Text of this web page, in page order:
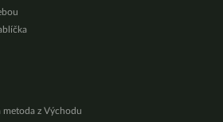
metoda z Východu